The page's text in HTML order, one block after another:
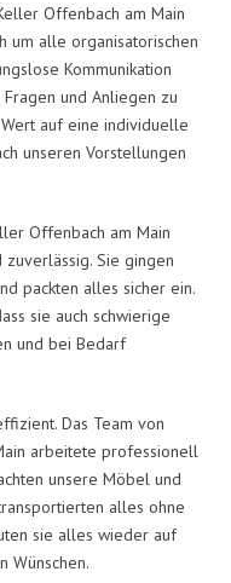
Offenbach am Main
um alle organisatorischen
Kommunikation
und Anliegen zu
auf eine individuelle
unseren Vorstellungen
Offenbach am Main
Sie gingen
packten alles sicher ein.
sie auch schwierige
und bei Bedarf
Das Team von
arbeitete professionell
unsere Möbel und
alles ohne
sie alles wieder auf
Wünschen.